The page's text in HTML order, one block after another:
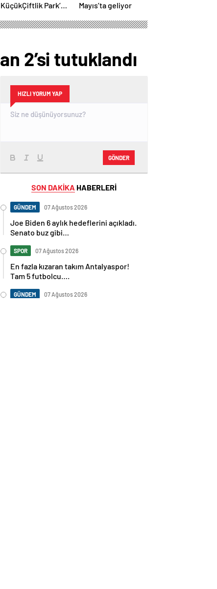
KüçükÇiftlik Park’a
Mayıs’ta geliyor
2’si tutuklandı
HIZLI YORUM YAP
GÖNDER
SON DAKİKA HABERLERİ
GÜNDEM 07 Ağustos 2026
Joe Biden 6 aylık hedeflerini açıkladı.
Senato buz gibi…
SPOR 07 Ağustos 2026
En fazla kızaran takım Antalyaspor!
Tam 5 futbolcu….
GÜNDEM 07 Ağustos 2026